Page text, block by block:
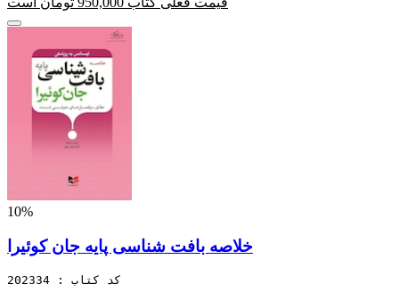
10%
خلاصه بافت شناسی پایه جان کوئیرا
کد کتاب : 202334